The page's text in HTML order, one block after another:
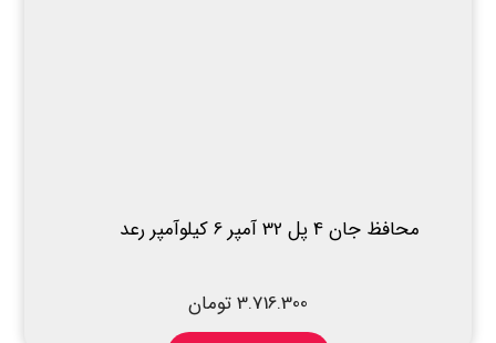
محافظ جان 4 پل 32 آمپر 6 کیلوآمپر رعد
3.716.300تومان